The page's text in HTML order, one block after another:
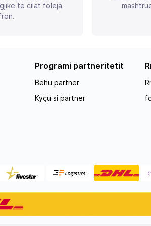
të cilat foleja
Programi partneritetit
Bëhu partner
Kyçu si partner